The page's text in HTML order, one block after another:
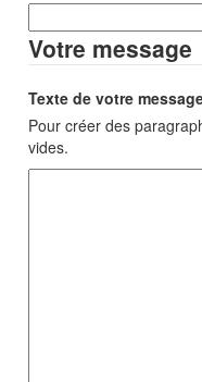
Votre message
Texte de votre
Pour créer des
vides.